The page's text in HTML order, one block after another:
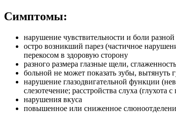
Симптомы:
нарушение чувствительности и боли
остро возникший парез (частичное
перекосом в здоровую сторону
разного размера глазные щели,
больной не может показать зубы, вытянуть
нарушение глазодвигательной функции
слезотечение; расстройства слуха
нарушения вкуса
повышенное или сниженное